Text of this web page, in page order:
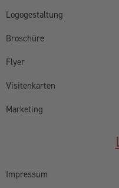
Logogestaltung
Broschüre
Flyer
Visitenkarten
Marketing
Impressum